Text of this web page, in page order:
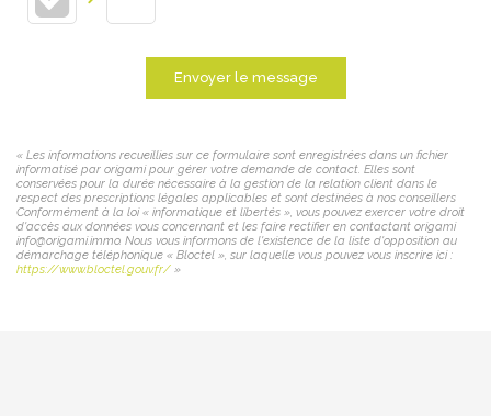
Envoyer le message
« Les informations recueillies sur ce formulaire sont enregistrées dans un fichier
informatisé par origami pour gérer votre demande de contact. Elles sont
conservées pour la durée nécessaire à la gestion de la relation client dans le
respect des prescriptions légales applicables et sont destinées à nos conseillers
Conformément à la loi « informatique et libertés », vous pouvez exercer votre droit
d'accès aux données vous concernant et les faire rectifier en contactant origami
info@origami.immo. Nous vous informons de l'existence de la liste d'opposition au
démarchage téléphonique « Bloctel », sur laquelle vous pouvez vous inscrire ici :
https://www.bloctel.gouv.fr/ »